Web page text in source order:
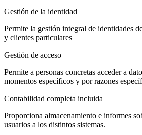
Gestión de la identidad
Permite la gestión integral de identidades
y clientes particulares
Gestión de acceso
Permite a personas concretas acceder a
momentos específicos y por razones
Contabilidad completa incluida
Proporciona almacenamiento e informes
usuarios a los distintos sistemas.